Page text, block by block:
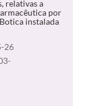
relativas a
por
instalada
26